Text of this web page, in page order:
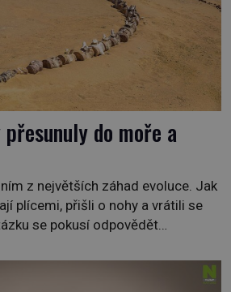
do moře a
z největších záhad evoluce. Jak
plícemi, přišli o nohy a vrátili se
se pokusí odpovědět
února ve 20:00 na televizní